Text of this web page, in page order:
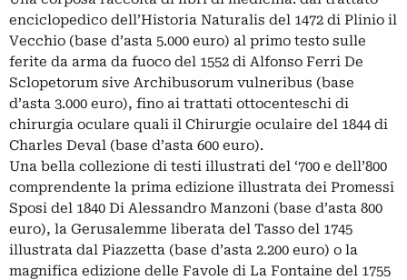
enciclopedico dell’Historia Naturalis del 1472 di Plinio il
Vecchio (base d’asta 5.000 euro) al primo testo sulle
ferite da arma da fuoco del 1552 di Alfonso Ferri De
Sclopetorum sive Archibusorum vulneribus (base
d’asta 3.000 euro), fino ai trattati ottocenteschi di
chirurgia oculare quali il Chirurgie oculaire del 1844 di
Charles Deval (base d’asta 600 euro).
Una bella collezione di testi illustrati del ‘700 e dell’800
comprendente la prima edizione illustrata dei Promessi
Sposi del 1840 Di Alessandro Manzoni (base d’asta 800
euro), la Gerusalemme liberata del Tasso del 1745
illustrata dal Piazzetta (base d’asta 2.200 euro) o la
magnifica edizione delle Favole di La Fontaine del 1755